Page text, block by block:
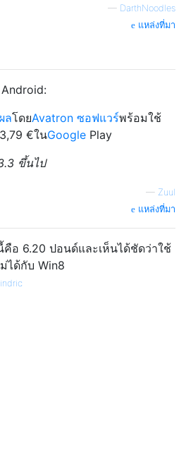
— DarthNoodles
แหล่งที่มา
ลโดยAvatron ซอฟแวร์พร้อมใช้
€ในGoogle Play
ขึ้นไป
— Zuul
แหล่งที่มา
คือ 6.20 ปอนด์และเห็นได้ชัดว่าใช้
ได้กับ Win8